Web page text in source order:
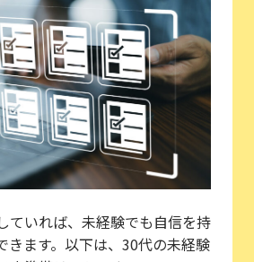
ていれば、未経験でも自信を持
きます。以下は、30代の未経験